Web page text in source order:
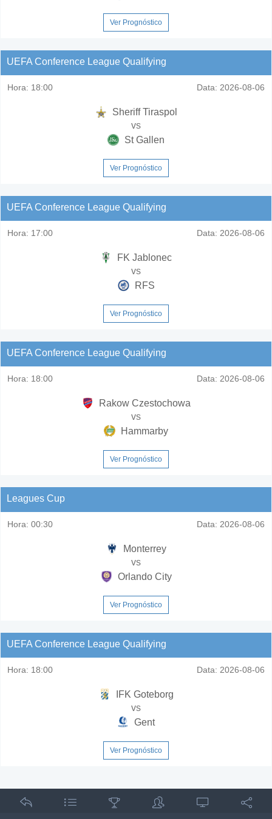
Ver Prognóstico
UEFA Conference League Qualifying
Hora: 18:00 Data: 2026-08-06
Sheriff Tiraspol
vs
St Gallen
Ver Prognóstico
UEFA Conference League Qualifying
Hora: 17:00 Data: 2026-08-06
FK Jablonec
vs
RFS
Ver Prognóstico
UEFA Conference League Qualifying
Hora: 18:00 Data: 2026-08-06
Rakow Czestochowa
vs
Hammarby
Ver Prognóstico
Leagues Cup
Hora: 00:30 Data: 2026-08-06
Monterrey
vs
Orlando City
Ver Prognóstico
UEFA Conference League Qualifying
Hora: 18:00 Data: 2026-08-06
IFK Goteborg
vs
Gent
Ver Prognóstico